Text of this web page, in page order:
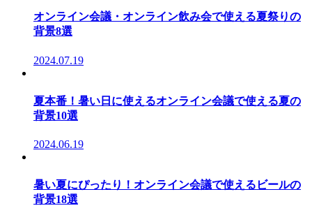
オンライン会議・オンライン飲み会で使える夏祭りの
背景8選
2024.07.19
夏本番！暑い日に使えるオンライン会議で使える夏の
背景10選
2024.06.19
暑い夏にぴったり！オンライン会議で使えるビールの
背景18選